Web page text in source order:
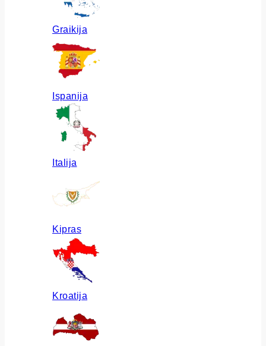
Graikija
Ispanija
Italija
Kipras
Kroatija